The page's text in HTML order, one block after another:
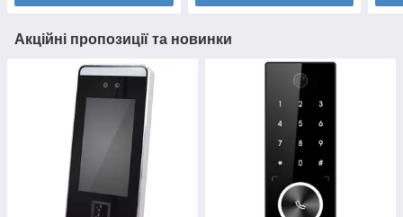
Акційні пропозиції та новинки